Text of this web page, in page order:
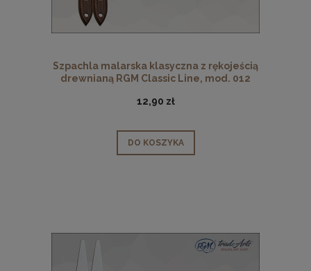
Szpachla malarska klasyczna z rękojeścią
drewnianą RGM Classic Line, mod. 012
12,90 zł
DO KOSZYKA